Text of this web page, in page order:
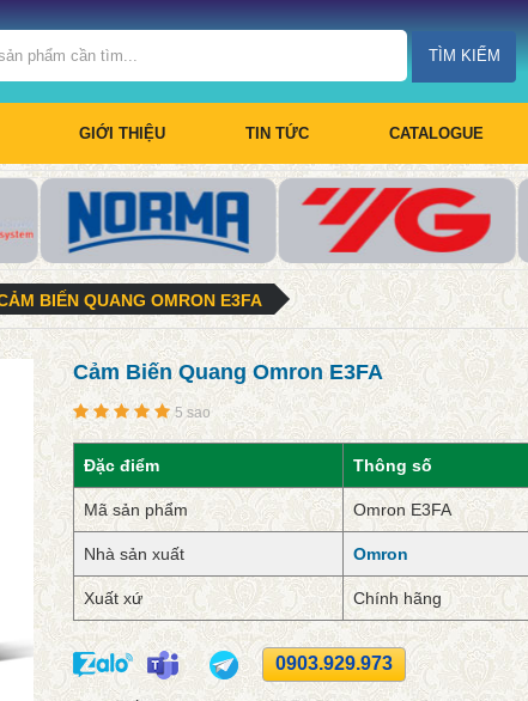
TÌM KIẾM
GIỚI THIỆU TIN TỨC CATALOGUE
BIẾN QUANG OMRON E3FA
Cảm Biến Quang Omron E3FA
5 sao
Đặc điểm Thông số
Mã sản phẩm Omron E3FA
Nhà sản xuất Omron
Xuất xứ Chính hãng
0903.929.973